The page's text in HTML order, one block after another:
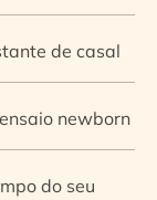
de casal
newborn
do seu